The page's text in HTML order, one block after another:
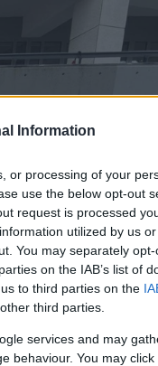
Information
or processing of your
use the below opt-out
request is processed
utilized by us
You may separately
on the IAB’s list of
to third parties on the
third parties.
services and may
behaviour. You may